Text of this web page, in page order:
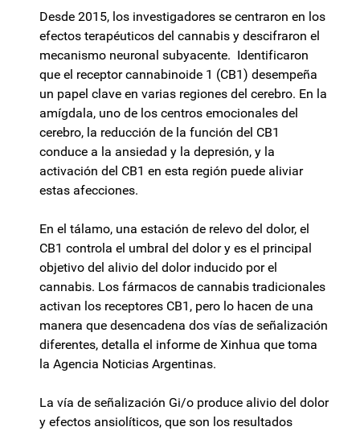
Desde 2015, los investigadores se centraron en los
efectos terapéuticos del cannabis y descifraron el
mecanismo neuronal subyacente. Identificaron
que el receptor cannabinoide 1 (CB1) desempeña
un papel clave en varias regiones del cerebro. En la
amígdala, uno de los centros emocionales del
cerebro, la reducción de la función del CB1
conduce a la ansiedad y la depresión, y la
activación del CB1 en esta región puede aliviar
estas afecciones.
En el tálamo, una estación de relevo del dolor, el
CB1 controla el umbral del dolor y es el principal
objetivo del alivio del dolor inducido por el
cannabis. Los fármacos de cannabis tradicionales
activan los receptores CB1, pero lo hacen de una
manera que desencadena dos vías de señalización
diferentes, detalla el informe de Xinhua que toma
la Agencia Noticias Argentinas.
La vía de señalización Gi/o produce alivio del dolor
y efectos ansiolíticos, que son los resultados